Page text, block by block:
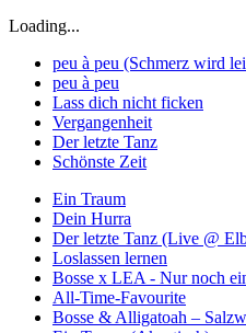
Loading...
peu à peu (Schmerz wird
peu à peu
Lass dich nicht ficken
Vergangenheit
Der letzte Tanz
Schönste Zeit
Ein Traum
Dein Hurra
Der letzte Tanz (Live @
Loslassen lernen
Bosse x LEA - Nur noch
All-Time-Favourite
Bosse & Alligatoah –